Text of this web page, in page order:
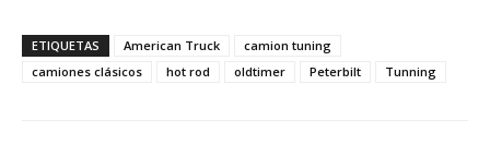
ETIQUETAS American Truck
camion tuning
camiones clásicos
hot rod oldtimer Peterbilt Tunning